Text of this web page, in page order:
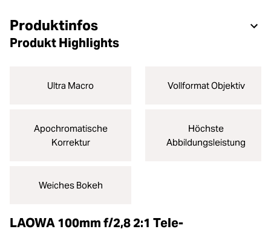
Produktinfos
Produkt Highlights
Ultra Macro Vollformat Objektiv
Apochromatische
Korrektur
Höchste
Abbildungsleistung
Weiches Bokeh
LAOWA 100mm f/2,8 2:1 Tele-